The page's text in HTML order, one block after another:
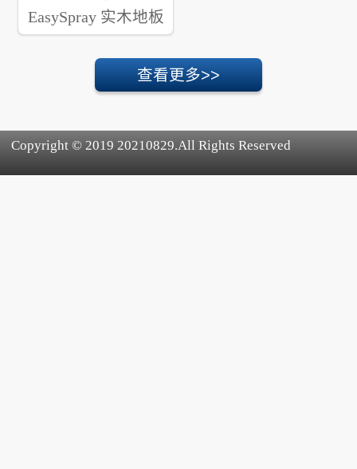
EasySpray 实木地板
Copyright © 2019 20210829.All Rights Reserved